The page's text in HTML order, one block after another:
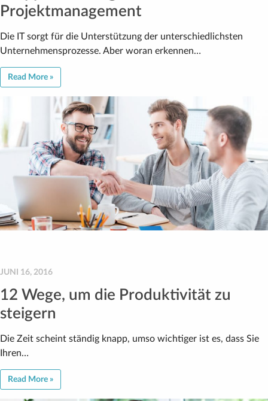
Projektmanagement
Die IT sorgt für die Unterstützung der unterschiedlichsten
Unternehmensprozesse. Aber woran erkennen…
Read More »
JUNI 16, 2016
12 Wege, um die Produktivität zu
steigern
Die Zeit scheint ständig knapp, umso wichtiger ist es, dass Sie
Ihren…
Read More »